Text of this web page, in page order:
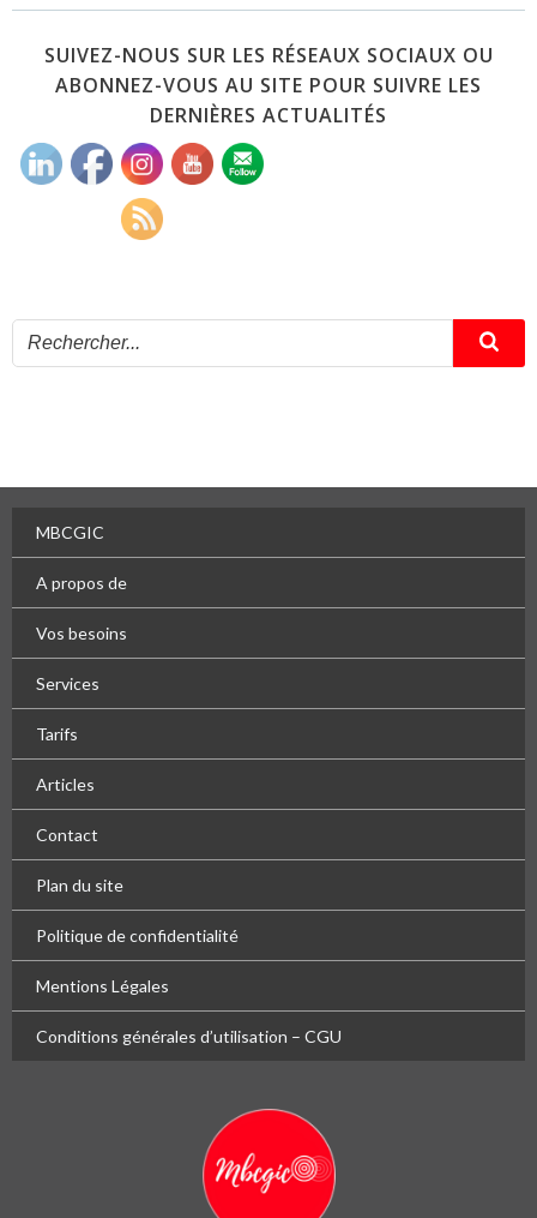
de
l’article
de
l’article
SUIVEZ-NOUS SUR LES RÉSEAUX SOCIAUX OU
ABONNEZ-VOUS AU SITE POUR SUIVRE LES
DERNIÈRES ACTUALITÉS
MBCGIC
A propos de
Vos besoins
Services
Tarifs
Articles
Contact
Plan du site
Politique de confidentialité
Mentions Légales
Conditions générales d’utilisation – CGU